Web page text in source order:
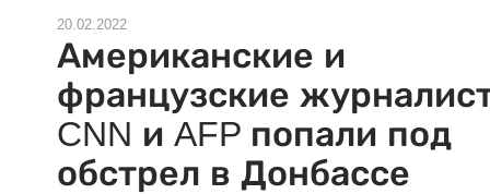
20.02.2022
Американские и
французские
CNN и AFP попали под
обстрел в Донбассе